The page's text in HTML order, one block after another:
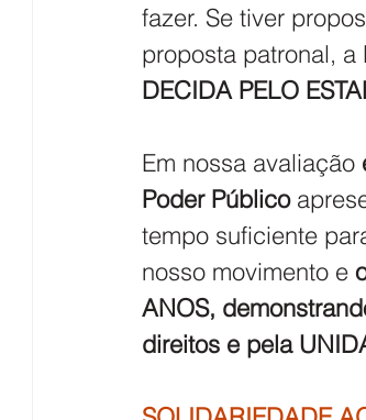
fazer. Se tiver
proposta patronal,
DECIDA PELO
Em nossa avaliação
Poder Público
tempo suficiente
nosso movimento e
ANOS,
direitos e pela